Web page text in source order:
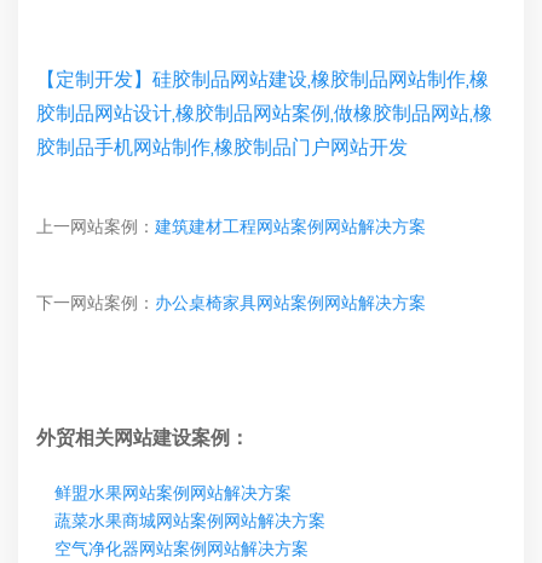
【定制开发】硅胶制品网站建设,橡胶制品网站制作,橡
胶制品网站设计,橡胶制品网站案例,做橡胶制品网站,橡
胶制品手机网站制作,橡胶制品门户网站开发
上一网站案例： 建筑建材工程网站案例网站解决方案
下一网站案例： 办公桌椅家具网站案例网站解决方案
外贸相关网站建设案例：
鲜盟水果网站案例网站解决方案
蔬菜水果商城网站案例网站解决方案
空气净化器网站案例网站解决方案